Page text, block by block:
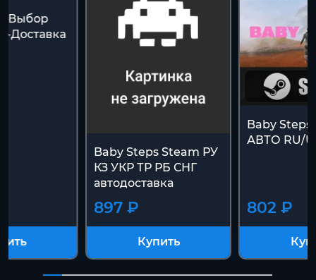
Выбор
Доставка
Baby Steps Steam РУ
КЗ УКР ТР РБ СНГ
автодоставка
897 ₽
Купить
Baby Steps
АВТО RU/
802 ₽